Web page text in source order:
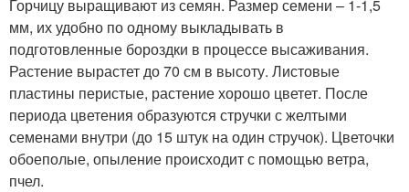
Горчицу выращивают из семян. Размер семени – 1-1,5
мм, их удобно по одному выкладывать в
подготовленные бороздки в процессе высаживания.
Растение вырастет до 70 см в высоту. Листовые
пластины перистые, растение хорошо цветет. После
периода цветения образуются стручки с желтыми
семенами внутри (до 15 штук на один стручок). Цветочки
обоеполые, опыление происходит с помощью ветра,
пчел.